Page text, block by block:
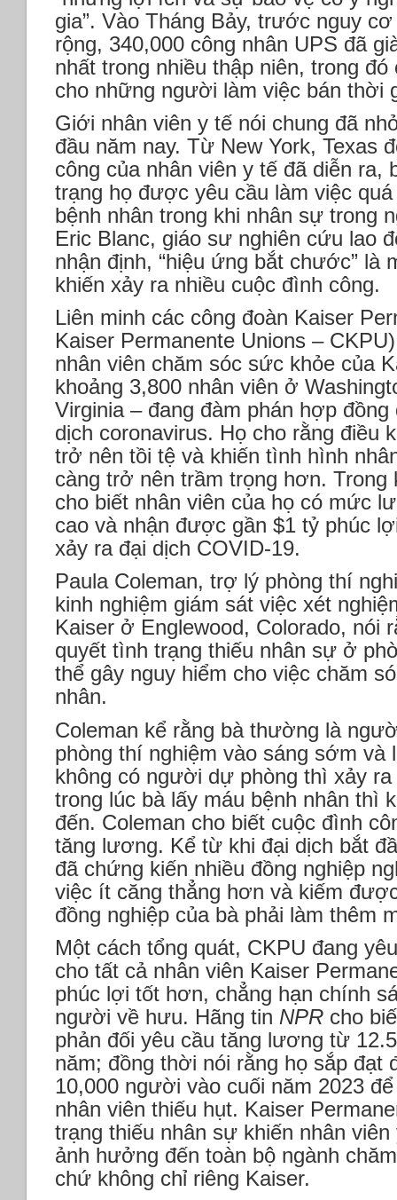
gia”. Vào Tháng Bảy, trước nguy
rộng, 340,000 công nhân UPS đã
nhất trong nhiều thập niên, trong
cho những người làm việc bán thời
Giới nhân viên y tế nói chung đã
đầu năm nay. Từ New York, Texas
công của nhân viên y tế đã diễn
trạng họ được yêu cầu làm việc
bệnh nhân trong khi nhân sự trong
Eric Blanc, giáo sư nghiên cứu lao
nhận định, “hiệu ứng bắt chước” là
khiến xảy ra nhiều cuộc đình công.
Liên minh các công đoàn Kaiser
Kaiser Permanente Unions –
nhân viên chăm sóc sức khỏe của
khoảng 3,800 nhân viên ở
Virginia – đang đàm phán hợp
dịch coronavirus. Họ cho rằng điều
trở nên tồi tệ và khiến tình hình
càng trở nên trầm trọng hơn.
cho biết nhân viên của họ có mức
cao và nhận được gần $1 tỷ phúc
xảy ra đại dịch COVID-19.
Paula Coleman, trợ lý phòng thí
kinh nghiệm giám sát việc xét
Kaiser ở Englewood, Colorado, nói
quyết tình trạng thiếu nhân sự ở
thể gây nguy hiểm cho việc chăm
nhân.
Coleman kể rằng bà thường là
phòng thí nghiệm vào sáng sớm và
không có người dự phòng thì xảy
trong lúc bà lấy máu bệnh nhân thì
đến. Coleman cho biết cuộc đình
tăng lương. Kể từ khi đại dịch bắt
đã chứng kiến nhiều đồng nghiệp
việc ít căng thẳng hơn và kiếm
đồng nghiệp của bà phải làm thêm
Một cách tổng quát, CKPU đang
cho tất cả nhân viên Kaiser
phúc lợi tốt hơn, chẳng hạn chính
người về hưu. Hãng tin NPR cho
phản đối yêu cầu tăng lương từ
năm; đồng thời nói rằng họ sắp đạt
10,000 người vào cuối năm 2023
nhân viên thiếu hụt. Kaiser
trạng thiếu nhân sự khiến nhân
ảnh hưởng đến toàn bộ ngành
chứ không chỉ riêng Kaiser.